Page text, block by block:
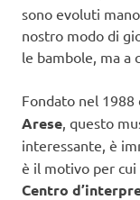
sono evoluti
nostro modo di
le bambole, ma a
Fondato nel 1988
Arese , questo
interessante, è
è il motivo per cui
Centro